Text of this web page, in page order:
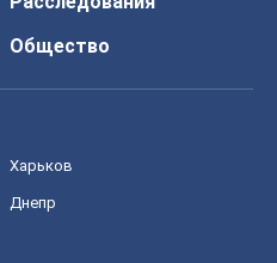
Общество
Харьков
Днепр